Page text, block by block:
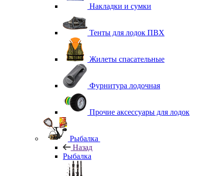
Накладки и сумки
Тенты для лодок ПВХ
Жилеты спасательные
Фурнитура лодочная
Прочие аксессуары для лодок
Рыбалка
Назад
Рыбалка